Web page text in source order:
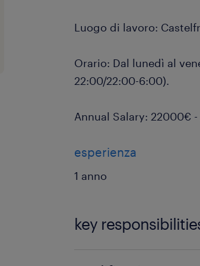
Luogo di lavoro:
Orario: Dal lunedì al
22:00/22:00-6:00).
Annual Salary: 22000€
esperienza
1 anno
key